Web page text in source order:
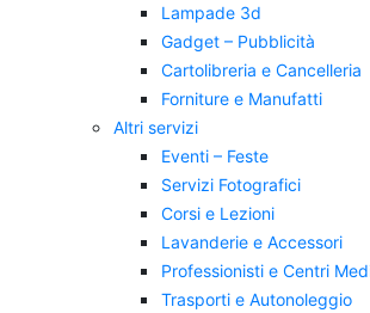
Lampade 3d
Gadget – Pubblicità
Cartolibreria e Cancelleria
Forniture e Manufatti
Altri servizi
Eventi – Feste
Servizi Fotografici
Corsi e Lezioni
Lavanderie e Accessori
Professionisti e Centri
Trasporti e Autonoleggio